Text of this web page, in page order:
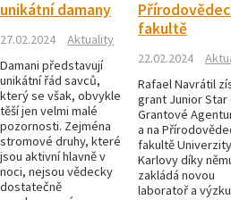
unikátní damany
27.02.2024
Aktuality
Damani představují
unikátní řád savců,
který se však, obvykle
těší jen velmi malé
pozornosti. Zejména
stromové druhy, které
jsou aktivní hlavně v
noci, nejsou vědecky
dostatečně
fakultě
22.02.2024
Rafael Navrátil
grant Junior Star
Grantové
a na
fakultě Univerzity
Karlovy díky
zakládá novou
laboratoř a